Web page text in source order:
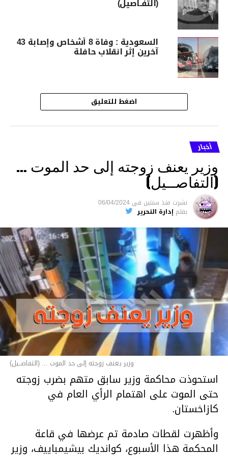
السعودية : وفاة 8 أشخاص وإصابة 43
آخرين إثر انقلاب حافلة
اضغط للتعليق
أخبار
وزير يعنف زوجته إلى حد الموت …
(التفاصــيل)
نشرت منذ سنتين فى 06/04/2024
بقلم إدارة التحرير
وزير يعنف زوجته إلى حد الموت ... (التفاصــيل)
استحوذت محاكمة وزير سابق متهم بضرب زوجته
حتى الموت على اهتمام الرأي العام في
كازاخستان.
وأظهرت لقطات صادمة تم عرضها في قاعة
المحكمة هذا الأسبوع، كوانديك بيشيمباييف، وزير